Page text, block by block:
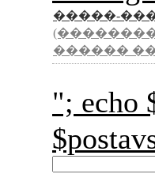
�����-
������
";